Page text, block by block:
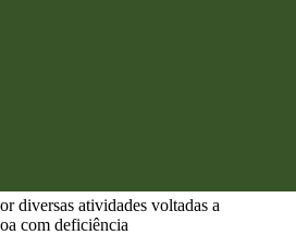
diversas atividades voltadas a
com deficiência